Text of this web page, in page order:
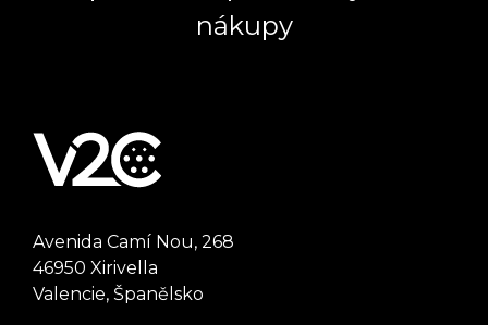
nákupy
Avenida Camí Nou, 268
46950 Xirivella
Valencie, Španělsko